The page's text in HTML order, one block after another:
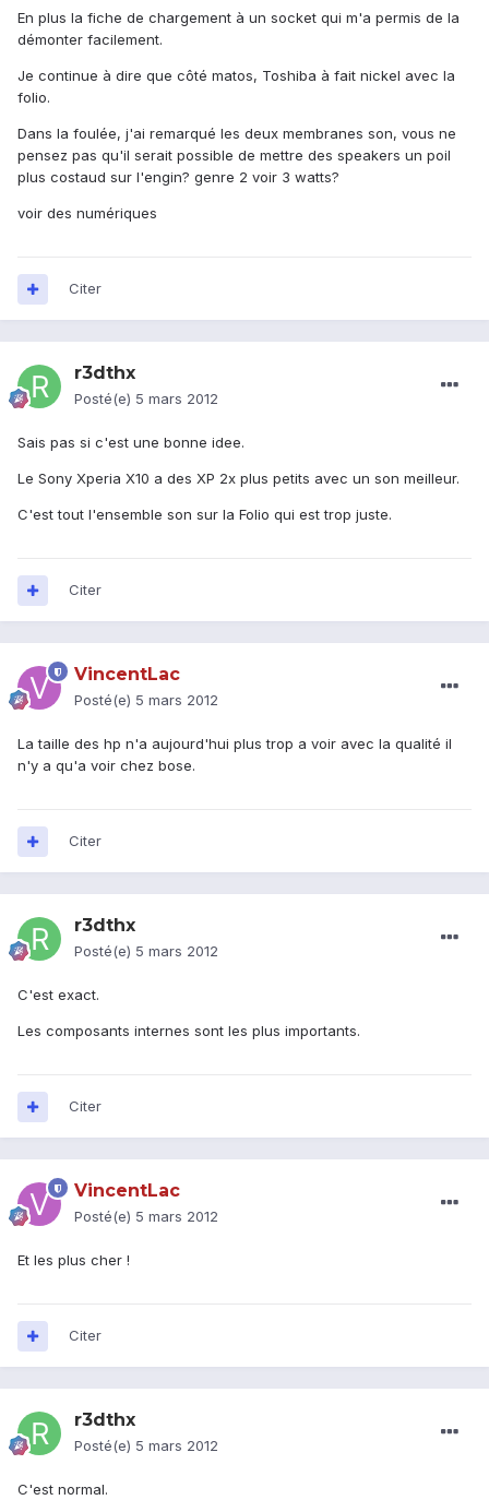
En plus la fiche de chargement à un socket qui m'a permis de la
démonter facilement.
Je continue à dire que côté matos, Toshiba à fait nickel avec la
folio.
Dans la foulée, j'ai remarqué les deux membranes son, vous ne
pensez pas qu'il serait possible de mettre des speakers un poil
plus costaud sur l'engin? genre 2 voir 3 watts?
voir des numériques
Citer
r3dthx
Posté(e) 5 mars 2012
Sais pas si c'est une bonne idee.
Le Sony Xperia X10 a des XP 2x plus petits avec un son meilleur.
C'est tout l'ensemble son sur la Folio qui est trop juste.
Citer
VincentLac
Posté(e) 5 mars 2012
La taille des hp n'a aujourd'hui plus trop a voir avec la qualité il
n'y a qu'a voir chez bose.
Citer
r3dthx
Posté(e) 5 mars 2012
C'est exact.
Les composants internes sont les plus importants.
Citer
VincentLac
Posté(e) 5 mars 2012
Et les plus cher !
Citer
r3dthx
Posté(e) 5 mars 2012
C'est normal.